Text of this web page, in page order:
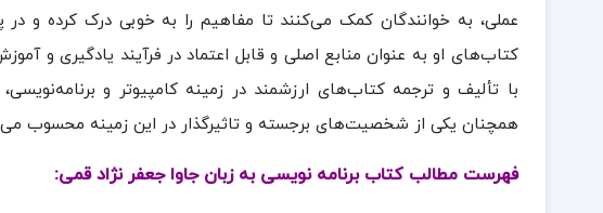
عملی، به خوانندگان کمک می‌کنند تا مفاهیم را به خوبی درک کرده و
کتاب‌های او به عنوان منابع اصلی و قابل اعتماد در فرآیند یادگیری و
با تألیف و ترجمه کتاب‌های ارزشمند در زمینه کامپیوتر و
همچنان یکی از شخصیت‌های برجسته و تاثیرگذار در این زمینه محسوب
فهرست مطالب کتاب برنامه نویسی به زبان جاوا جعفر نژاد قمی: